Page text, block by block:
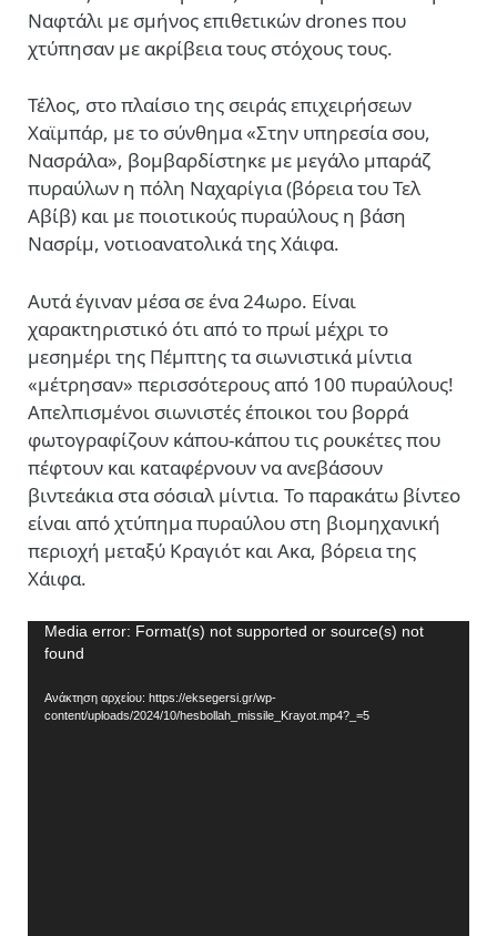
Ναφτάλι με σμήνος επιθετικών drones που
χτύπησαν με ακρίβεια τους στόχους τους.
Τέλος, στο πλαίσιο της σειράς επιχειρήσεων
Χαϊμπάρ, με το σύνθημα «Στην υπηρεσία σου,
Νασράλα», βομβαρδίστηκε με μεγάλο μπαράζ
πυραύλων η πόλη Ναχαρίγια (βόρεια του Τελ
Αβίβ) και με ποιοτικούς πυραύλους η βάση
Νασρίμ, νοτιοανατολικά της Χάιφα.
Αυτά έγιναν μέσα σε ένα 24ωρο. Είναι
χαρακτηριστικό ότι από το πρωί μέχρι το
μεσημέρι της Πέμπτης τα σιωνιστικά μίντια
«μέτρησαν» περισσότερους από 100 πυραύλους!
Aπελπισμένοι σιωνιστές έποικοι του βορρά
φωτογραφίζουν κάπου-κάπου τις ρουκέτες που
πέφτουν και καταφέρνουν να ανεβάσουν
βιντεάκια στα σόσιαλ μίντια. Το παρακάτω βίντεο
είναι από χτύπημα πυραύλου στη βιομηχανική
περιοχή μεταξύ Κραγιότ και Ακα, βόρεια της
Χάιφα.
Πρόγραμμα
Αναπαραγωγής
Βίντεο
Media error: Format(s) not supported or source(s) not
found
Ανάκτηση αρχείου: https://eksegersi.gr/wp-
content/uploads/2024/10/hesbollah_missile_Krayot.mp4?_=5